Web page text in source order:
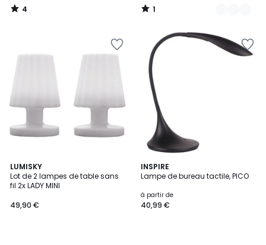
4
/
1
/
LUMISKY
Lot de 2 lampes de table sans
fil 2x LADY MINI
49,90 €
INSPIRE
Lampe de bureau tactile, PICO
à partir de
40,99 €
5
/
2
Couleurs